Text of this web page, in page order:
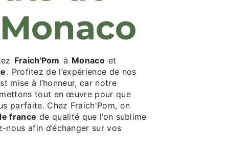
Fraich'Pom à Monaco et
. Profitez de l’expérience de nos
mise à l’honneur, car notre
tout en œuvre pour que
parfaite. Chez Fraich'Pom, on
france de qualité que l’on sublime
afin d’échanger sur vos